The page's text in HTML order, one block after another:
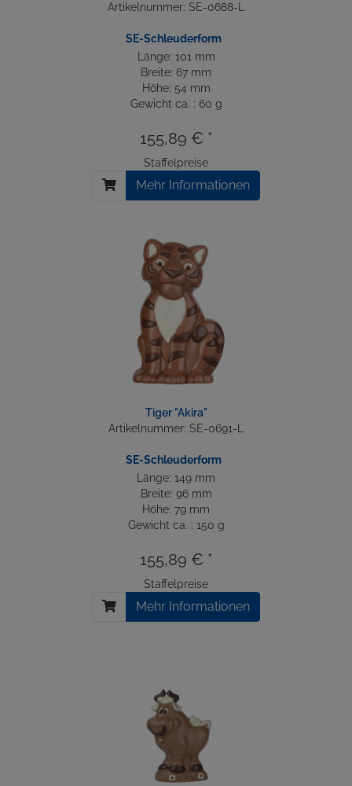
Artikelnummer: SE-0688-L
SE-Schleuderform
Länge: 101 mm
Breite: 67 mm
Höhe: 54 mm
Gewicht ca. : 60 g
155,89 € *
Staffelpreise
Mehr Informationen
Tiger "Akira"
Artikelnummer: SE-0691-L
SE-Schleuderform
Länge: 149 mm
Breite: 96 mm
Höhe: 79 mm
Gewicht ca. : 150 g
155,89 € *
Staffelpreise
Mehr Informationen